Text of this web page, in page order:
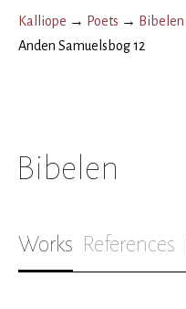
Kalliope → Poets → Bibelen
Anden Samuelsbog 12
Bibelen
Works References